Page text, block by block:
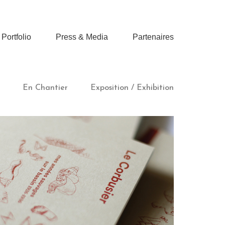
Portfolio Press & Media Partenaires
En Chantier Exposition / Exhibition